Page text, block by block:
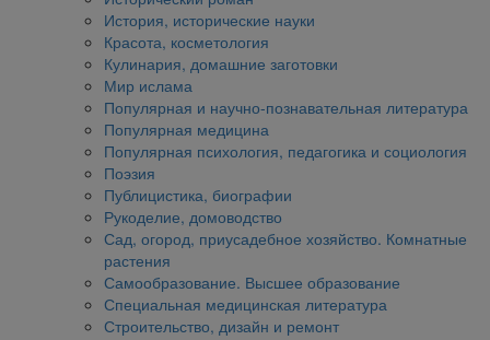
История, исторические науки
Красота, косметология
Кулинария, домашние заготовки
Мир ислама
Популярная и научно-познавательная литература
Популярная медицина
Популярная психология, педагогика и социология
Поэзия
Публицистика, биографии
Рукоделие, домоводство
Сад, огород, приусадебное хозяйство. Комнатные
растения
Самообразование. Высшее образование
Специальная медицинская литература
Строительство, дизайн и ремонт